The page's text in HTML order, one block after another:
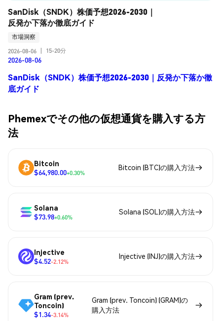
SanDisk（SNDK）株価予想2026-2030｜
反発か下落か徹底ガイド
市場洞察
2026-08-06
15-20分
2026-08-06
SanDisk（SNDK）株価予想2026-2030｜反発か下落か徹
底ガイド
Phemexでその他の仮想通貨を購入する方
法
Bitcoin
$64,980.00+0.30%
Bitcoin (BTC)の購入方法
Solana
$73.98+0.60%
Solana (SOL)の購入方法
Injective
$4.52-2.12%
Injective (INJ)の購入方法
Gram (prev.
Toncoin)
$1.34-3.14%
Gram (prev. Toncoin) (GRAM)の
購入方法